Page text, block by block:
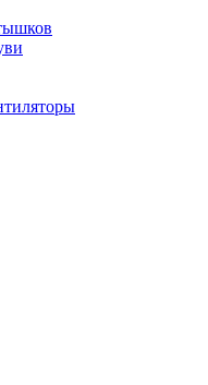
маркерные доски
hi-fi
hi-fi
фото- видео техники